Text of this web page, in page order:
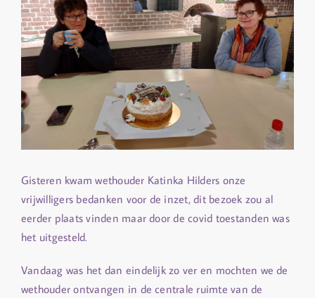
Gisteren kwam wethouder Katinka Hilders onze
vrijwilligers bedanken voor de inzet, dit bezoek zou al
eerder plaats vinden maar door de covid toestanden was
het uitgesteld.
Vandaag was het dan eindelijk zo ver en mochten we de
wethouder ontvangen in de centrale ruimte van de